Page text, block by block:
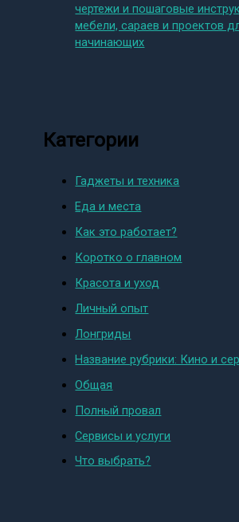
чертежи и пошаговые
мебели, сараев и проектов
начинающих
Категории
Гаджеты и техника
Еда и места
Как это работает?
Коротко о главном
Красота и уход
Личный опыт
Лонгриды
Название рубрики: Кино и
Общая
Полный провал
Сервисы и услуги
Что выбрать?